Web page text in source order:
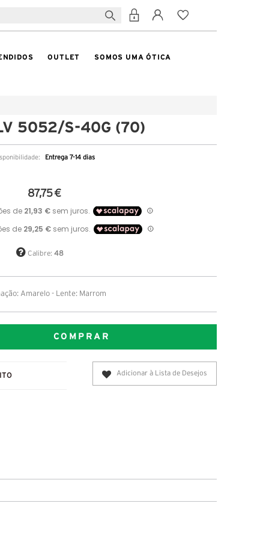
OUTLET SOMOS UMA ÓTICA
5052/S-40G (70)
Entrega 7-14 dias
87,75 €
Calibre: 48
Amarelo - Lente: Marrom
COMPRAR
Adicionar à Lista de Desejos